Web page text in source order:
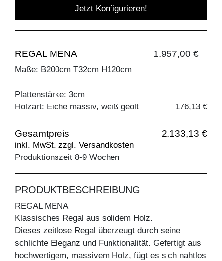
Jetzt Konfigurieren!
REGAL MENA 1.957,00 €
Maße: B200cm T32cm H120cm
Plattenstärke: 3cm
Holzart: Eiche massiv, weiß geölt
176,13 €
Gesamtpreis 2.133,13 €
inkl. MwSt. zzgl. Versandkosten
Produktionszeit 8-9 Wochen
PRODUKTBESCHREIBUNG
REGAL MENA
Klassisches Regal aus solidem Holz.
Dieses zeitlose Regal überzeugt durch seine
schlichte Eleganz und Funktionalität. Gefertigt aus
hochwertigem, massivem Holz, fügt es sich nahtlos